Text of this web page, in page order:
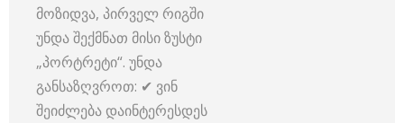
მოზიდვა, პირველ რიგში
უნდა შექმნათ მისი ზუსტი
„პორტრეტი“. უნდა
განსაზღვროთ: ✔ ვინ
შეიძლება დაინტერესდეს